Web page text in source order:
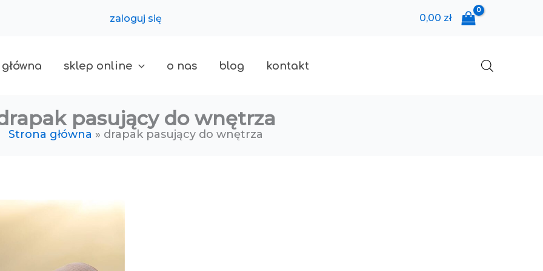
zaloguj się 0,00 zł
sklep online o nas blog kontakt
pasujący do wnętrza
Strona główna drapak pasujący do wnętrza